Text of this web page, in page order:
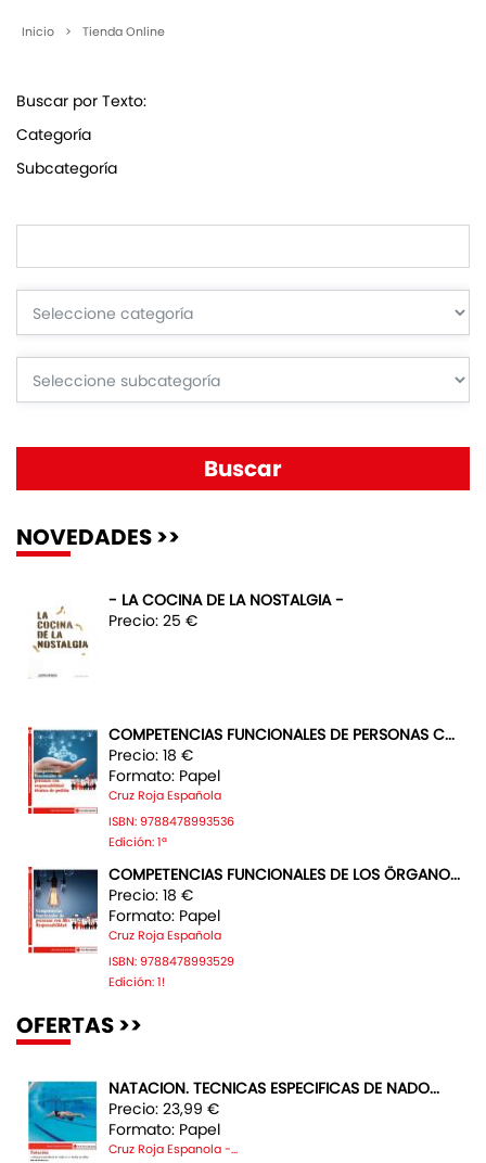
Inicio > Tienda Online
Buscar por Texto:
Categoría
Subcategoría
NOVEDADES >>
- LA COCINA DE LA NOSTALGIA -
Precio: 25 €
COMPETENCIAS FUNCIONALES DE PERSONAS C...
Precio: 18 €
Formato: Papel
Cruz Roja Española
ISBN: 9788478993536
Edición: 1ª
COMPETENCIAS FUNCIONALES DE LOS ÖRGANO...
Precio: 18 €
Formato: Papel
Cruz Roja Española
ISBN: 9788478993529
Edición: 1!
OFERTAS >>
NATACION. TECNICAS ESPECIFICAS DE NADO...
Precio: 23,99 €
Formato: Papel
Cruz Roja Espanola -...